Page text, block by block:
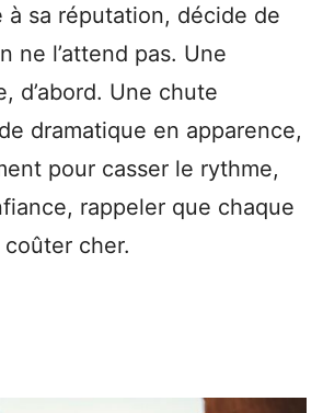
à sa réputation, décide de
ne l’attend pas. Une
d’abord. Une chute
dramatique en apparence,
pour casser le rythme,
rappeler que chaque
cher.